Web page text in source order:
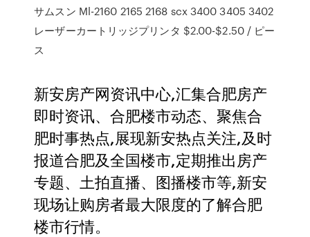
サムスン Ml-2160 2165 2168 scx 3400 3405 3402
レーザーカートリッジプリンタ $2.00-$2.50 / ピー
ス
新安房产网资讯中心,汇集合肥房产
即时资讯、合肥楼市动态、聚焦合
肥时事热点,展现新安热点关注,及时
报道合肥及全国楼市,定期推出房产
专题、土拍直播、图播楼市等,新安
现场让购房者最大限度的了解合肥
楼市行情。